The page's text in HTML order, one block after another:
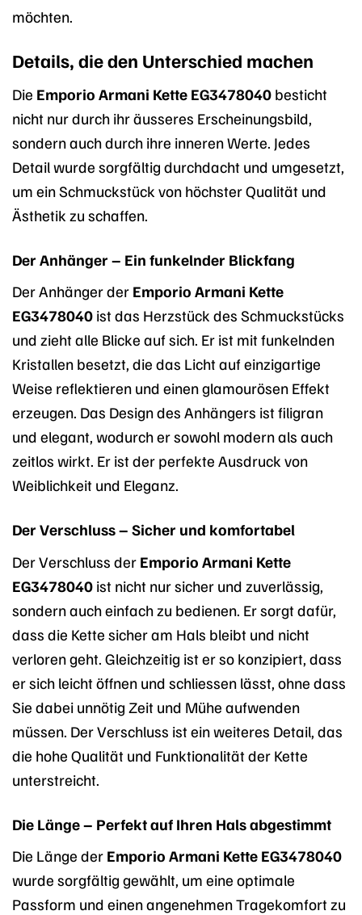
möchten.
Details, die den Unterschied machen
Die Emporio Armani Kette EG3478040 besticht
nicht nur durch ihr äusseres Erscheinungsbild,
sondern auch durch ihre inneren Werte. Jedes
Detail wurde sorgfältig durchdacht und umgesetzt,
um ein Schmuckstück von höchster Qualität und
Ästhetik zu schaffen.
Der Anhänger – Ein funkelnder Blickfang
Der Anhänger der Emporio Armani Kette
EG3478040 ist das Herzstück des Schmuckstücks
und zieht alle Blicke auf sich. Er ist mit funkelnden
Kristallen besetzt, die das Licht auf einzigartige
Weise reflektieren und einen glamourösen Effekt
erzeugen. Das Design des Anhängers ist filigran
und elegant, wodurch er sowohl modern als auch
zeitlos wirkt. Er ist der perfekte Ausdruck von
Weiblichkeit und Eleganz.
Der Verschluss – Sicher und komfortabel
Der Verschluss der Emporio Armani Kette
EG3478040 ist nicht nur sicher und zuverlässig,
sondern auch einfach zu bedienen. Er sorgt dafür,
dass die Kette sicher am Hals bleibt und nicht
verloren geht. Gleichzeitig ist er so konzipiert, dass
er sich leicht öffnen und schliessen lässt, ohne dass
Sie dabei unnötig Zeit und Mühe aufwenden
müssen. Der Verschluss ist ein weiteres Detail, das
die hohe Qualität und Funktionalität der Kette
unterstreicht.
Die Länge – Perfekt auf Ihren Hals abgestimmt
Die Länge der Emporio Armani Kette EG3478040
wurde sorgfältig gewählt, um eine optimale
Passform und einen angenehmen Tragekomfort zu